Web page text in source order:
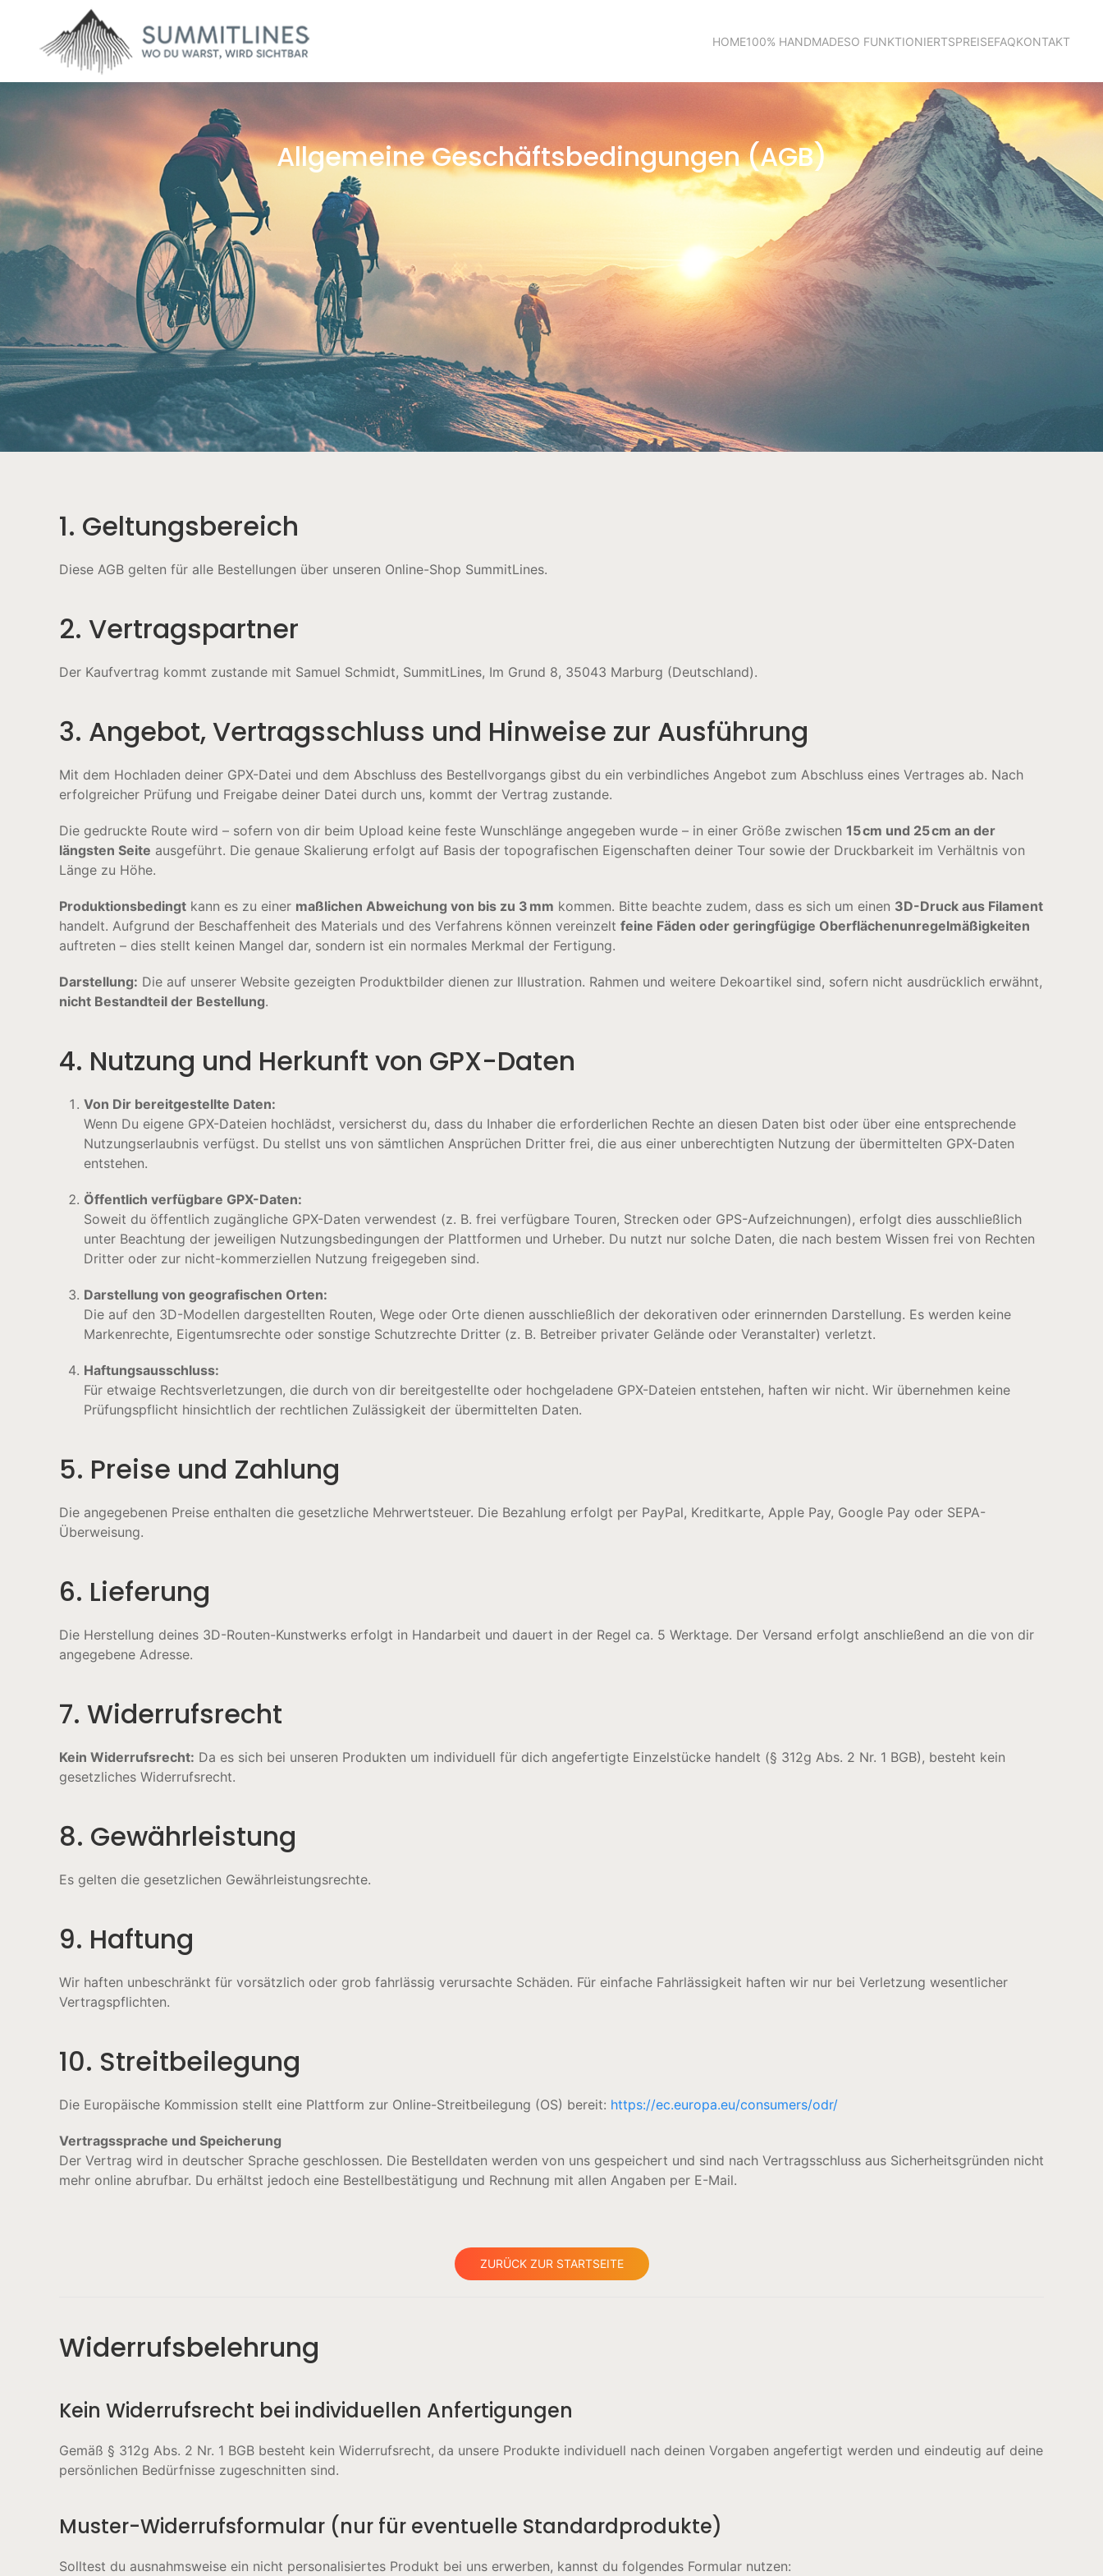
HOME100% HANDMADESO FUNKTIONIERTSPREISEFAQKONTAKT
Allgemeine Geschäftsbedingungen (AGB)
1. Geltungsbereich
Diese AGB gelten für alle Bestellungen über unseren Online-Shop SummitLines.
2. Vertragspartner
Der Kaufvertrag kommt zustande mit Samuel Schmidt, SummitLines, Im Grund 8, 35043 Marburg (Deutschland).
3. Angebot, Vertragsschluss und Hinweise zur Ausführung
Mit dem Hochladen deiner GPX-Datei und dem Abschluss des Bestellvorgangs gibst du ein verbindliches Angebot zum Abschluss eines Vertrages ab. Nach
erfolgreicher Prüfung und Freigabe deiner Datei durch uns, kommt der Vertrag zustande.
Die gedruckte Route wird – sofern von dir beim Upload keine feste Wunschlänge angegeben wurde – in einer Größe zwischen 15 cm und 25 cm an der
längsten Seite ausgeführt. Die genaue Skalierung erfolgt auf Basis der topografischen Eigenschaften deiner Tour sowie der Druckbarkeit im Verhältnis von
Länge zu Höhe.
Produktionsbedingt kann es zu einer maßlichen Abweichung von bis zu 3 mm kommen. Bitte beachte zudem, dass es sich um einen 3D-Druck aus Filament
handelt. Aufgrund der Beschaffenheit des Materials und des Verfahrens können vereinzelt feine Fäden oder geringfügige Oberflächenunregelmäßigkeiten
auftreten – dies stellt keinen Mangel dar, sondern ist ein normales Merkmal der Fertigung.
Darstellung: Die auf unserer Website gezeigten Produktbilder dienen zur Illustration. Rahmen und weitere Dekoartikel sind, sofern nicht ausdrücklich erwähnt,
nicht Bestandteil der Bestellung.
4. Nutzung und Herkunft von GPX-Daten
Von Dir bereitgestellte Daten:
Wenn Du eigene GPX-Dateien hochlädst, versicherst du, dass du Inhaber die erforderlichen Rechte an diesen Daten bist oder über eine entsprechende
Nutzungserlaubnis verfügst. Du stellst uns von sämtlichen Ansprüchen Dritter frei, die aus einer unberechtigten Nutzung der übermittelten GPX-Daten
entstehen.
Öffentlich verfügbare GPX-Daten:
Soweit du öffentlich zugängliche GPX-Daten verwendest (z. B. frei verfügbare Touren, Strecken oder GPS-Aufzeichnungen), erfolgt dies ausschließlich
unter Beachtung der jeweiligen Nutzungsbedingungen der Plattformen und Urheber. Du nutzt nur solche Daten, die nach bestem Wissen frei von Rechten
Dritter oder zur nicht-kommerziellen Nutzung freigegeben sind.
Darstellung von geografischen Orten:
Die auf den 3D-Modellen dargestellten Routen, Wege oder Orte dienen ausschließlich der dekorativen oder erinnernden Darstellung. Es werden keine
Markenrechte, Eigentumsrechte oder sonstige Schutzrechte Dritter (z. B. Betreiber privater Gelände oder Veranstalter) verletzt.
Haftungsausschluss:
Für etwaige Rechtsverletzungen, die durch von dir bereitgestellte oder hochgeladene GPX-Dateien entstehen, haften wir nicht. Wir übernehmen keine
Prüfungspflicht hinsichtlich der rechtlichen Zulässigkeit der übermittelten Daten.
5. Preise und Zahlung
Die angegebenen Preise enthalten die gesetzliche Mehrwertsteuer. Die Bezahlung erfolgt per PayPal, Kreditkarte, Apple Pay, Google Pay oder SEPA-
Überweisung.
6. Lieferung
Die Herstellung deines 3D-Routen-Kunstwerks erfolgt in Handarbeit und dauert in der Regel ca. 5 Werktage. Der Versand erfolgt anschließend an die von dir
angegebene Adresse.
7. Widerrufsrecht
Kein Widerrufsrecht: Da es sich bei unseren Produkten um individuell für dich angefertigte Einzelstücke handelt (§ 312g Abs. 2 Nr. 1 BGB), besteht kein
gesetzliches Widerrufsrecht.
8. Gewährleistung
Es gelten die gesetzlichen Gewährleistungsrechte.
9. Haftung
Wir haften unbeschränkt für vorsätzlich oder grob fahrlässig verursachte Schäden. Für einfache Fahrlässigkeit haften wir nur bei Verletzung wesentlicher
Vertragspflichten.
10. Streitbeilegung
Die Europäische Kommission stellt eine Plattform zur Online-Streitbeilegung (OS) bereit: https://ec.europa.eu/consumers/odr/
Vertragssprache und Speicherung
Der Vertrag wird in deutscher Sprache geschlossen. Die Bestelldaten werden von uns gespeichert und sind nach Vertragsschluss aus Sicherheitsgründen nicht
mehr online abrufbar. Du erhältst jedoch eine Bestellbestätigung und Rechnung mit allen Angaben per E-Mail.
ZURÜCK ZUR STARTSEITE
Widerrufsbelehrung
Kein Widerrufsrecht bei individuellen Anfertigungen
Gemäß § 312g Abs. 2 Nr. 1 BGB besteht kein Widerrufsrecht, da unsere Produkte individuell nach deinen Vorgaben angefertigt werden und eindeutig auf deine
persönlichen Bedürfnisse zugeschnitten sind.
Muster-Widerrufsformular (nur für eventuelle Standardprodukte)
Solltest du ausnahmsweise ein nicht personalisiertes Produkt bei uns erwerben, kannst du folgendes Formular nutzen: